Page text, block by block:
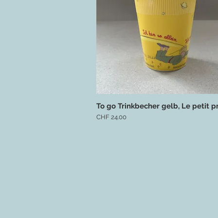
Schnellansicht
To go Trinkbecher gelb, Le petit
Preis
CHF 24.00